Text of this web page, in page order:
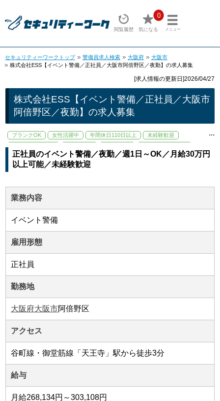
閲覧履歴
0
気になる メニュー
セキュリティーワークトップ 警備員求人検索 大阪府
大阪市
株式会社ESS【イベント警備／正社員／大阪市阿倍野区／夜勤】の求人募集
[求人情報の更新日]2026/04/27
株式会社ESS【イベント警備／正社員／大阪市
阿倍野区／夜勤】の求人募集
ブランクOK 女性活躍中 年間休日110日以上
未経験歓迎
...
正社員のイベント警備／夜勤／週1日～OK／月給30万円
以上可能／未経験歓迎
業務内容
イベント警備
雇用形態
正社員
勤務地
大阪府大阪市阿倍野区
アクセス
谷町線・御堂筋線「天王寺」駅から徒歩3分
給与
月給268,134円～303,108円